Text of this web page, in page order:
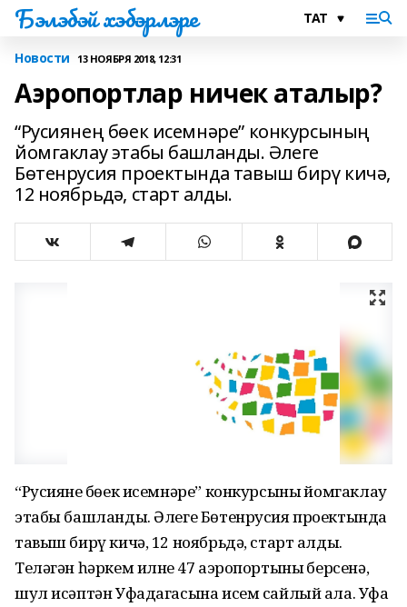
Бэлэбэй хэбэрлэре
Новости 13 НОЯБРЯ 2018, 12:31
Аэропортлар ничек аталыр?
“Русиянең бөек исемнәре” конкурсының
йомгаклау этабы башланды. Әлеге
Бөтенрусия проектында тавыш бирү кичә,
12 ноябрьдә, старт алды.
“Русиянең бөек исемнәре” конкурсының йомгаклау
этабы башланды. Әлеге Бөтенрусия проектында
тавыш бирү кичә, 12 ноябрьдә, старт алды.
Теләгән һәркем илнең 47 аэропортының берсенә,
шул исәптән Уфадагасына исем сайлый ала. Уфа